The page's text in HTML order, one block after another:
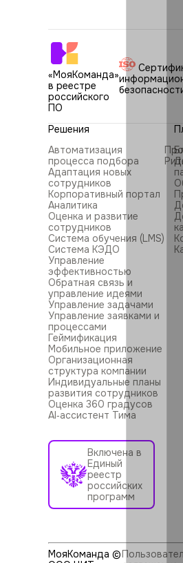
«МояКоманда»
в реестре
российского
ПО
Решения
Автоматизация
процесса подбора
Адаптация новых
сотрудников
Корпоративный портал
Аналитика
Оценка и развитие
сотрудников
Система обучения (LMS)
Система КЭДО
Управление
эффективностью
Обратная связь и
управление идеями
Управление задачами
Управление заявками и
процессами
Геймификация
Мобильное приложение
Организационная
структура компании
Индивидуальные планы
развития сотрудников
Оценка 360 градусов
AI‑ассистент Тима
Включена в
Единый
реестр
российских
программ
МояКоманда ©